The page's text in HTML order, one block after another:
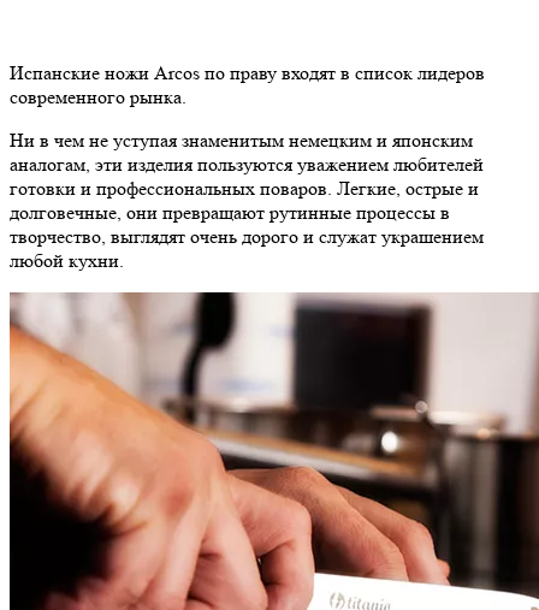
Испанские ножи Arcos по праву входят в список лидеров
современного рынка.
Ни в чем не уступая знаменитым немецким и японским
аналогам, эти изделия пользуются уважением любителей
готовки и профессиональных поваров. Легкие, острые и
долговечные, они превращают рутинные процессы в
творчество, выглядят очень дорого и служат украшением
любой кухни.